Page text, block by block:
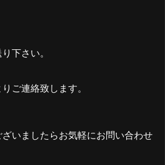
下さい。
ご連絡致します。
いましたらお気軽にお問い合わせ